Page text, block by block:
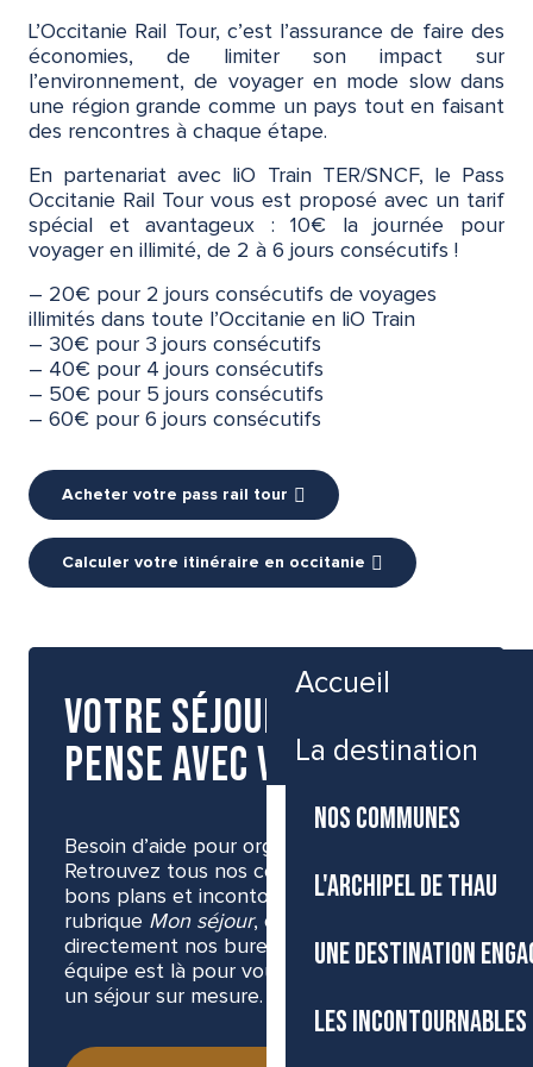
Accueil
La destination
NOS COMMUNES
L'ARCHIPEL DE THAU
UNE DESTINATION
LES
L’Occitanie Rail Tour, c’est l’assurance de faire des
économies, de limiter son impact sur
l’environnement, de voyager en mode slow dans
une région grande comme un pays tout en faisant
des rencontres à chaque étape.
En partenariat avec liO Train TER/SNCF, le Pass
Occitanie Rail Tour vous est proposé avec un tarif
spécial et avantageux : 10€ la journée pour
voyager en illimité, de 2 à 6 jours consécutifs !
– 20€ pour 2 jours consécutifs de voyages
illimités dans toute l’Occitanie en liO Train
– 30€ pour 3 jours consécutifs
– 40€ pour 4 jours consécutifs
– 50€ pour 5 jours consécutifs
– 60€ pour 6 jours consécutifs
Acheter votre pass rail tour
Calculer votre itinéraire en occitanie
Votre séjour, on y
pense avec vous !
Besoin d’aide pour organiser votre visite ?
Retrouvez tous nos conseils pratiques,
bons plans et incontournables dans notre
rubrique Mon séjour, ou contactez
directement nos bureaux d’accueil, notre
équipe est là pour vous aider à construire
un séjour sur mesure.